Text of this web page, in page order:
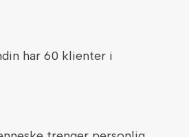
har 60 klienter i